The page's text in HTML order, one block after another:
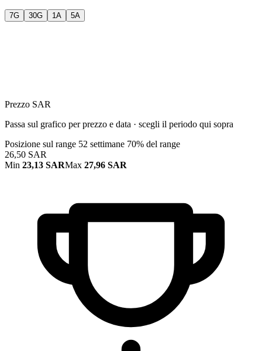
7G 30G 1A 5A
Prezzo SAR
Passa sul grafico per prezzo e data · scegli il periodo qui sopra
Posizione sul range 52 settimane 70% del range
26,50 SAR
Min 23,13 SARMax 27,96 SAR